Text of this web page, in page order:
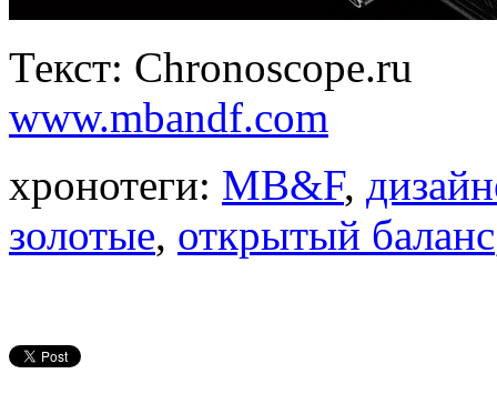
Текст: Chronoscope.ru
www.mbandf.com
хронотеги: MB&F,
золотые, открытый баланс